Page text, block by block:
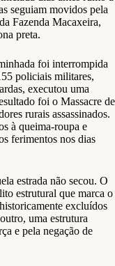
seguiam movidos pela
Fazenda Macaxeira,
preta.
foi interrompida
policiais militares,
executou uma
foi o Massacre de
rurais assassinados.
à queima-roupa e
ferimentos nos dias
estrada não secou. O
estrutural que marca o
excluídos
uma estrutura
e pela negação de